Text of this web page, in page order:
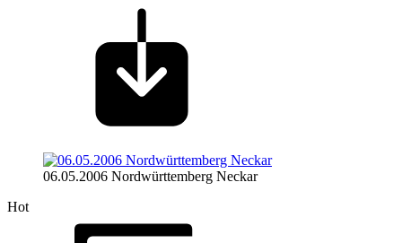
06.05.2006 Nordwürttemberg Neckar
Hot